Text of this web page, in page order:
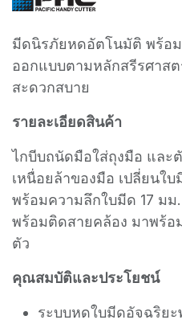
มีดนิรภัยหดอัตโนมัติ พร้อ
ออกแบบตามหลักสรีรศาส
สะดวกสบาย
รายละเอียดสินค้า
ไกบีบถนัดมือใส่ถุงมือ และ
เหนื่อยล้าของมือ เปลี่ยนใ
พร้อมความลึกใบมีด 17 ม
พร้อมติดสายคล้อง มาพร้
ตัว
คุณสมบัติและประโยชน์
ระบบหดใบมีดอัจฉริย